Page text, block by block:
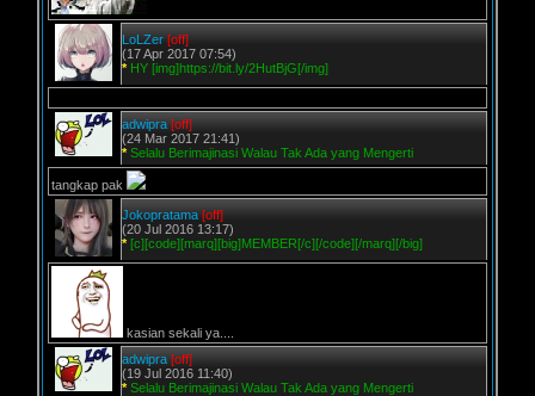
LoLZer [off]
(17 Apr 2017 07:54)
* HY [img]https://bit.ly/2HutBjG[/img]
adwipra [off]
(24 Mar 2017 21:41)
* Selalu Berimajinasi Walau Tak Ada yang Mengerti
tangkap pak
Jokopratama [off]
(20 Jul 2016 13:17)
* [c][code][marq][big]MEMBER[/c][/code][/marq][/big]
kasian sekali ya....
adwipra [off]
(19 Jul 2016 11:40)
* Selalu Berimajinasi Walau Tak Ada yang Mengerti